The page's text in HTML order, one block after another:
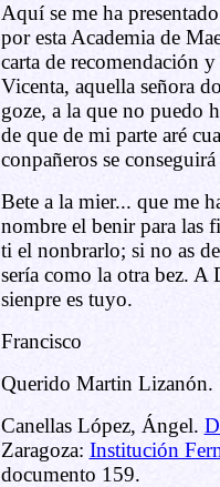
Aquí se me ha
por esta Academia de
carta de recomendación
Vicenta, aquella señora
goze, a la que no puedo
de que de mi parte aré
conpañeros se
Bete a la mier... que me
nombre el benir para las
ti el nonbrarlo; si no as
sería como la otra bez.
sienpre es tuyo.
Francisco
Querido Martin Lizanón.
Canellas López, Ángel.
Zaragoza: Institución
documento 159.